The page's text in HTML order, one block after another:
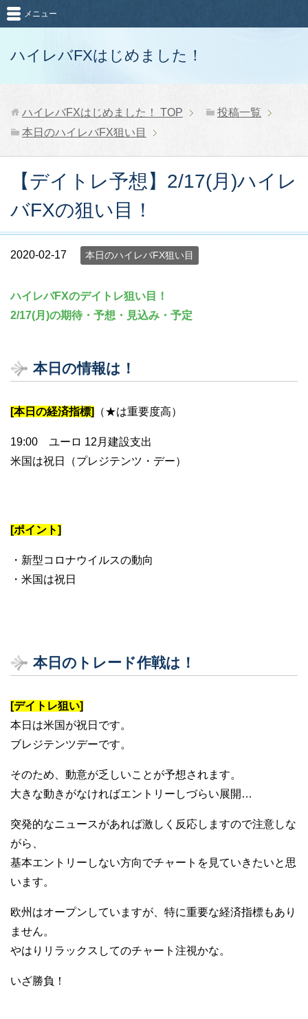
ハイレバFXはじめました！
メニュー
ハイレバFXはじめました！ TOP
投稿一覧
本日のハイレバFX狙い目
【デイトレ予想】2/17(月)ハイレ
バFXの狙い目！
2020-02-17 本日のハイレバFX狙い目
ハイレバFXのデイトレ狙い目！
2/17(月)の期待・予想・見込み・予定
本日の情報は！
[本日の経済指標] （★は重要度高）
19:00 ユーロ 12月建設支出
米国は祝日（プレジテンツ・デー）
[ポイント]
・新型コロナウイルスの動向
・米国は祝日
本日のトレード作戦は！
[デイトレ狙い]
本日は米国が祝日です。
ブレジテンツデーです。
そのため、動意が乏しいことが予想されます。
大きな動きがなければエントリーしづらい展開…
突発的なニュースがあれば激しく反応しますので注意しな
がら、
基本エントリーしない方向でチャートを見ていきたいと思
います。
欧州はオープンしていますが、特に重要な経済指標もあり
ません。
やはりリラックスしてのチャート注視かな。
いざ勝負！